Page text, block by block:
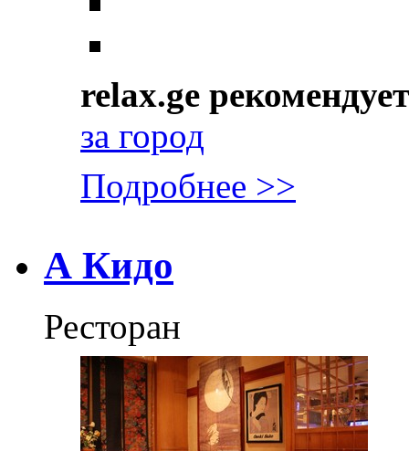
relax.ge рекомендует
за город
Подробнее >>
А Кидо
Ресторан